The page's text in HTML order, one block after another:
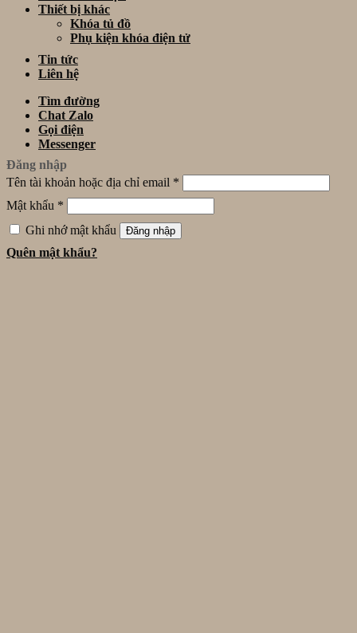
Thiết bị khác
Khóa tủ đồ
Phụ kiện khóa điện tử
Tin tức
Liên hệ
Tìm đường
Chat Zalo
Gọi điện
Messenger
Đăng nhập
Tên tài khoản hoặc địa chỉ email *
Mật khẩu *
Ghi nhớ mật khẩu
Đăng nhập
Quên mật khẩu?